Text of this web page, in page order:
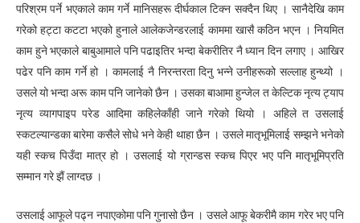
परिश्रम पर्ने भएकाले काम गर्ने मानिसहरू दीर्घकाल टिक्न सक्दैन थिए । सानैदेखि काम
गरेको हट्टा कटटा भएको हुनाले आलेकजेन्डरलाई काममा खासै कठिन भएन । नियमित
काम हुने भएकाले बाबुआमाले पनि पढाइतिर भन्दा बेकरीतिर नै ध्यान दिन लगाए । आखिर
पढेर पनि काम गर्ने हो । कामलाई नै निरन्तरता दिनु भन्ने उनीहरूको सल्लाह हुन्थ्यो ।
उसले यो भन्दा अरू काम पनि जानेको छैन । उसका बाआमा हुन्जेल त केल्टिक नृत्य ट्याप
नृत्य व्यागपाइप परेड आदिमा कहिलेकाँही जाने गरेको थियो । अहिले त उसलाई
स्कटल्यान्डका बारेमा कसैले सोधे भने केही थाहा छैन । उसले मातृभूमिलाई सम्झने भनेको
यही स्कच पिउँदा मात्र हो । उसलाई यो ग्रान्डस स्कच पिएर भए पनि मातृभूमिप्रति
सम्मान गरे झैं लाग्दछ ।
उसलाई आफूले पढ्न नपाएकोमा पनि गुनासो छैन । उसले आफू बेकरीमै काम गरेर भए पनि